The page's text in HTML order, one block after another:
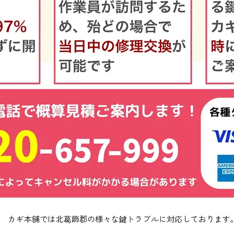
カギ本舗では北葛飾郡の様々な鍵トラブルに対応しております